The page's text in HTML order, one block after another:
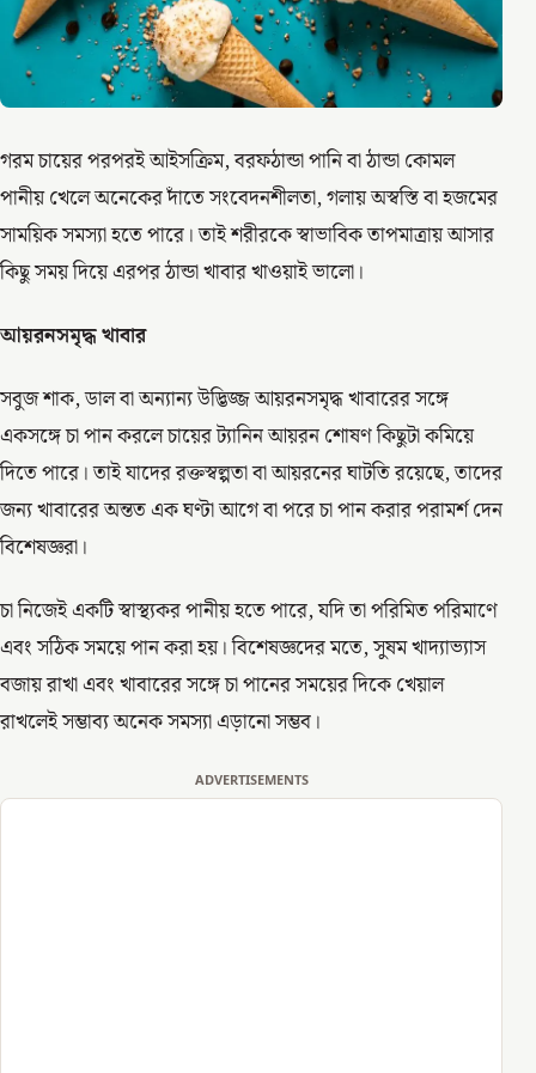
গরম চায়ের পরপরই আইসক্রিম, বরফঠান্ডা পানি বা ঠান্ডা কোমল
পানীয় খেলে অনেকের দাঁতে সংবেদনশীলতা, গলায় অস্বস্তি বা হজমের
সাময়িক সমস্যা হতে পারে। তাই শরীরকে স্বাভাবিক তাপমাত্রায় আসার
কিছু সময় দিয়ে এরপর ঠান্ডা খাবার খাওয়াই ভালো।
আয়রনসমৃদ্ধ খাবার
সবুজ শাক, ডাল বা অন্যান্য উদ্ভিজ্জ আয়রনসমৃদ্ধ খাবারের সঙ্গে
একসঙ্গে চা পান করলে চায়ের ট্যানিন আয়রন শোষণ কিছুটা কমিয়ে
দিতে পারে। তাই যাদের রক্তস্বল্পতা বা আয়রনের ঘাটতি রয়েছে, তাদের
জন্য খাবারের অন্তত এক ঘণ্টা আগে বা পরে চা পান করার পরামর্শ দেন
বিশেষজ্ঞরা।
চা নিজেই একটি স্বাস্থ্যকর পানীয় হতে পারে, যদি তা পরিমিত পরিমাণে
এবং সঠিক সময়ে পান করা হয়। বিশেষজ্ঞদের মতে, সুষম খাদ্যাভ্যাস
বজায় রাখা এবং খাবারের সঙ্গে চা পানের সময়ের দিকে খেয়াল
রাখলেই সম্ভাব্য অনেক সমস্যা এড়ানো সম্ভব।
ADVERTISEMENTS